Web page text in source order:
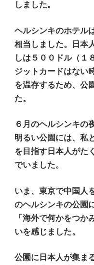
しました。
ヘルシンキのホテル
相当しました。日本
しは５００ドル（１
ジットカードはない
を温存するため、公
た。
６月のヘルシンキの
明るい公園には、私
を目指す日本人がた
でいました。
いま、東京で中国人
のヘルシンキの公園
「海外で何かをつ
いを感じました。
公園に日本人が集ま